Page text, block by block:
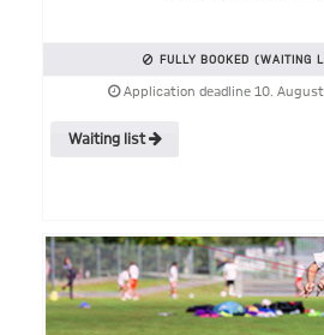
FULLY BOOKED (WAITING
Application deadline 10.
Waiting list